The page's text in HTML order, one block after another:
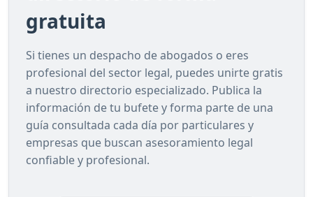
gratuita
Si tienes un despacho de abogados o eres
profesional del sector legal, puedes unirte gratis
a nuestro directorio especializado. Publica la
información de tu bufete y forma parte de una
guía consultada cada día por particulares y
empresas que buscan asesoramiento legal
confiable y profesional.